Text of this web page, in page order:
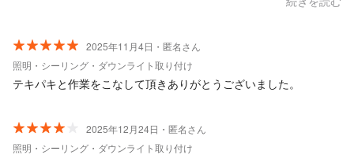
2025年11月4日・匿名さん
照明・シーリング・ダウンライト取り付け
テキパキと作業をこなして頂きありがとうございました。
2025年12月24日・匿名さん
照明・シーリング・ダウンライト取り付け